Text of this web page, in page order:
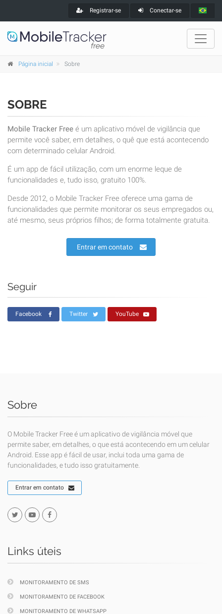
Registrar-se Conectar-se
Página inicial Sobre
SOBRE
Mobile Tracker Free é um aplicativo móvel de vigilância que
permite você saber, em detalhes, o quê que está acontecendo
com determinado celular Android.
É um app de fácil utilização, com um enorme leque de
funcionalidades e, tudo isso, gratuito 100%.
Desde 2012, o Mobile Tracker Free oferece uma gama de
funcionalidades que permite monitorar os seus empregados ou,
até mesmo, seus próprios filhos; de forma totalmente gratuita.
Entrar em contato
Seguir
Facebook Twitter YouTube
Sobre
O Mobile Tracker Free é um aplicativo de vigilância móvel que
permite saber, em detalhes, o que está acontecendo em um celular
Android. Esse app é fácil de usar, inclui toda uma gama de
funcionalidades, e tudo isso gratuitamente.
Entrar em contato
Links úteis
MONITORAMENTO DE SMS
MONITORAMENTO DE FACEBOOK
MONITORAMENTO DE WHATSAPP